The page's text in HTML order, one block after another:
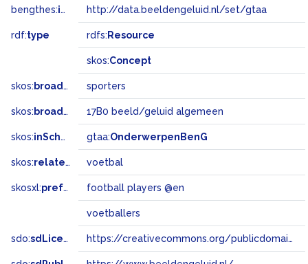
bengthes:inSet http://data.beeldengeluid.nl/set/gtaa
rdf:type rdfs: Resource
skos:Concept
skos: broader sporters
skos: broadMatch 17B0 beeld/geluid algemeen
skos:inScheme gtaa:OnderwerpenBenG
skos:related voetbal
skosxl:prefLabel football players @en
voetballers
sdo:sdLicense https://creativecommons.org/publicdomain/zero/1.0/